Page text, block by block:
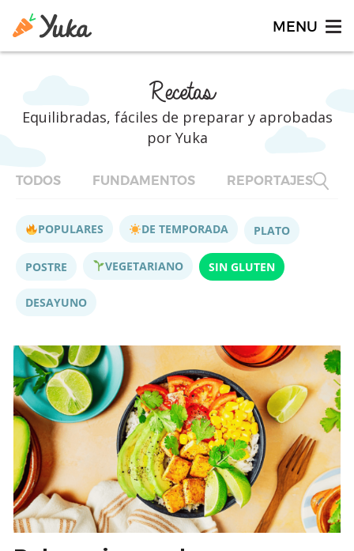
Recetas
Equilibradas, fáciles de preparar y aprobadas
por Yuka
TODOS FUNDAMENTOS REPORTAJES
POPULARES DE TEMPORADA PLATO
POSTRE VEGETARIANO SIN GLUTEN
DESAYUNO